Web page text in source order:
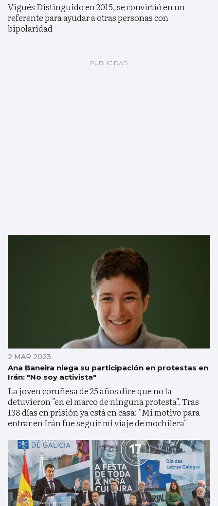
Vigués Distinguido en 2015, se convirtió en un
referente para ayudar a otras personas con
bipolaridad
2 MAR 2023
Ana Baneira niega su participación en protestas en
Irán: "No soy activista"
La joven coruñesa de 25 años dice que no la
detuvieron "en el marco de ninguna protesta". Tras
138 días en prisión ya está en casa: "Mi motivo para
entrar en Irán fue seguir mi viaje de mochilera"